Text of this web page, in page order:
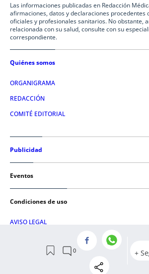
Las informaciones publicadas en Redacción
afirmaciones, datos y declaraciones procedentes
oficiales y profesionales sanitarios. No obstante,
relacionada con su salud, consulte con su
correspondiente.
Quiénes somos
ORGANIGRAMA
REDACCIÓN
COMITÉ EDITORIAL
Publicidad
Eventos
Condiciones de uso
AVISO LEGAL
POLÍTICA DE COOKIES